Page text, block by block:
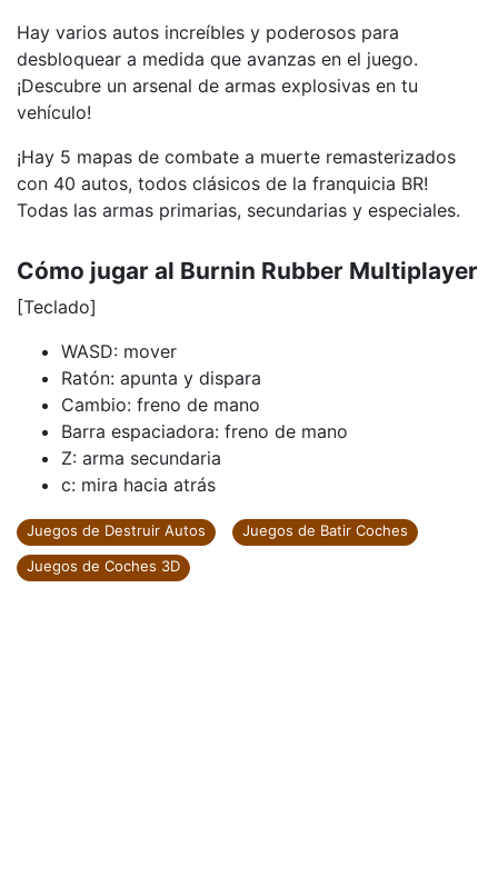
Hay varios autos increíbles y poderosos para
desbloquear a medida que avanzas en el juego.
¡Descubre un arsenal de armas explosivas en tu
vehículo!
¡Hay 5 mapas de combate a muerte remasterizados
con 40 autos, todos clásicos de la franquicia BR!
Todas las armas primarias, secundarias y especiales.
Cómo jugar al Burnin Rubber Multiplayer
[Teclado]
WASD: mover
Ratón: apunta y dispara
Cambio: freno de mano
Barra espaciadora: freno de mano
Z: arma secundaria
c: mira hacia atrás
Juegos de Destruir Autos
Juegos de Batir Coches
Juegos de Coches 3D